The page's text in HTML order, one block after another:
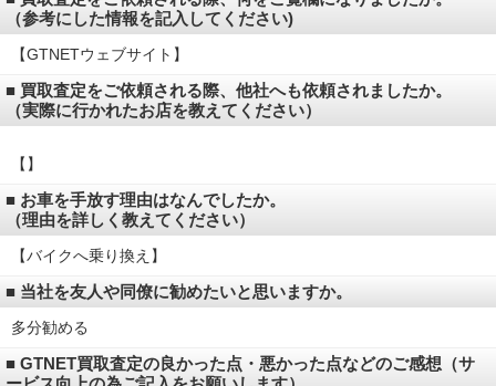
（参考にした情報を記入してください)
【GTNETウェブサイト】
■ 買取査定をご依頼される際、他社へも依頼されましたか。
（実際に行かれたお店を教えてください）
【】
■ お車を手放す理由はなんでしたか。
（理由を詳しく教えてください）
【バイクへ乗り換え】
■ 当社を友人や同僚に勧めたいと思いますか。
多分勧める
■ GTNET買取査定の良かった点・悪かった点などのご感想（サ